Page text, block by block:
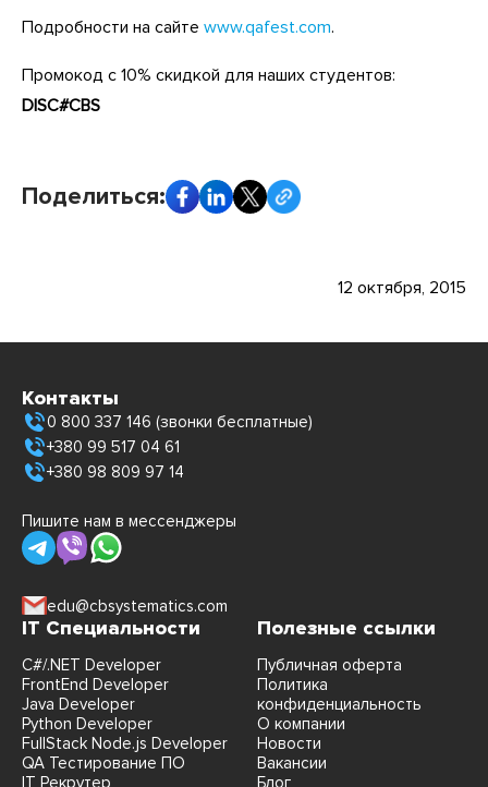
Подробности на сайте www.qafest.com.
Промокод с 10% скидкой для наших студентов:
DISC#CBS
Поделиться:
12 октября, 2015
Контакты
0 800 337 146 (звонки бесплатные)
+380 99 517 04 61
+380 98 809 97 14
Пишите нам в мессенджеры
edu@cbsystematics.com
IT Специальности
C#/.NET Developer
FrontEnd Developer
Java Developer
Python Developer
FullStack Node.js Developer
QA Тестирование ПО
IT Рекрутер
Полезные ссылки
Публичная оферта
Политика
конфиденциальность
О компании
Новости
Вакансии
Блог